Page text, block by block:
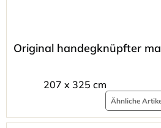
Original handegknüpfter
207 x 325 cm
Ähnliche